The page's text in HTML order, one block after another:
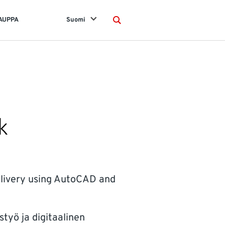
Suomi
Search
using AutoCAD and
ja digitaalinen